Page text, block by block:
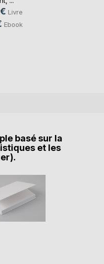
Livre
Ebook
basé sur la
et les